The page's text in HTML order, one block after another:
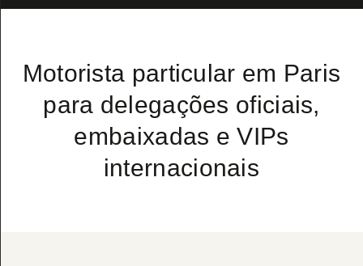
Motorista particular em Paris
para delegações oficiais,
embaixadas e VIPs
internacionais